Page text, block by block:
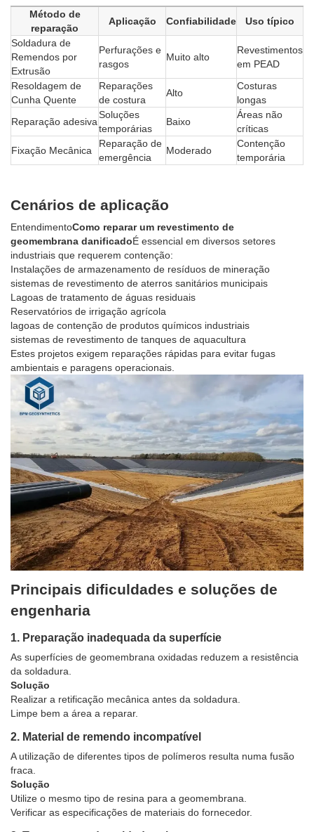
Método de
reparação
Aplicação Confiabilidade
Uso típico
Soldadura de
Remendos por
Extrusão
Perfurações e
rasgos
Muito alto
Revestimentos
em PEAD
Resoldagem de
Cunha Quente
Reparações
de costura
Alto
Costuras
longas
Reparação adesiva
Soluções
temporárias
Baixo
Áreas não
críticas
Fixação Mecânica
Reparação de
emergência
Moderado
Contenção
temporária
Cenários de aplicação
EntendimentoComo reparar um revestimento de
geomembrana danificadoÉ essencial em diversos setores
industriais que requerem contenção:
Instalações de armazenamento de resíduos de mineração
sistemas de revestimento de aterros sanitários municipais
Lagoas de tratamento de águas residuais
Reservatórios de irrigação agrícola
lagoas de contenção de produtos químicos industriais
sistemas de revestimento de tanques de aquacultura
Estes projetos exigem reparações rápidas para evitar fugas
ambientais e paragens operacionais.
Principais dificuldades e soluções de
engenharia
1. Preparação inadequada da superfície
As superfícies de geomembrana oxidadas reduzem a resistência
da soldadura.
Solução
Realizar a retificação mecânica antes da soldadura.
Limpe bem a área a reparar.
2. Material de remendo incompatível
A utilização de diferentes tipos de polímeros resulta numa fusão
fraca.
Solução
Utilize o mesmo tipo de resina para a geomembrana.
Verificar as especificações de materiais do fornecedor.